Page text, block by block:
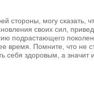
стороны, могу сказать,
своих сил,
подрастающего
время. Помните, что не
себя здоровым, а значит